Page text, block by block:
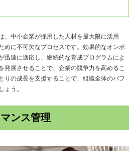
、中小企業が採用した人材を最大限に活用
めに不可欠なプロセスです。効果的なオンボ
迅速に適応し、継続的な育成プログラムによ
発展させることで、企業の競争力を高めるこ
りの成長を支援することで、組織全体のパフ
ょう。
ンス管理